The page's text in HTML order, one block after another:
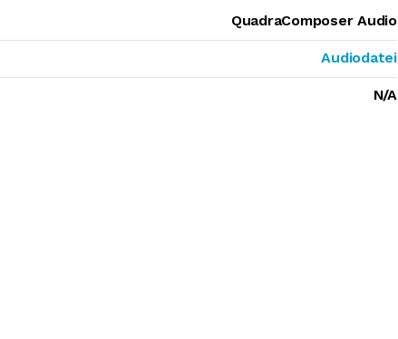
QuadraComposer Audio
Audiodatei
N/A